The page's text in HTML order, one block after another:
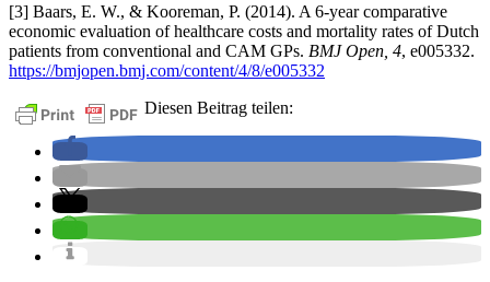
[3] Baars, E. W., & Kooreman, P. (2014). A 6-year comparative
economic evaluation of healthcare costs and mortality rates of Dutch
patients from conventional and CAM GPs. BMJ Open, 4, e005332.
https://bmjopen.bmj.com/content/4/8/e005332
Diesen Beitrag teilen: